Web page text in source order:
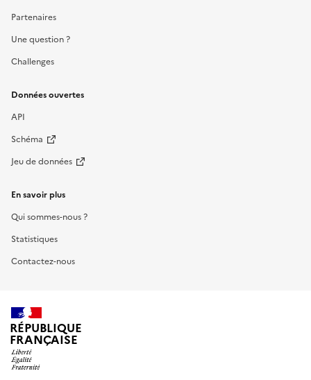
Partenaires
Une question ?
Challenges
Données ouvertes
API
Schéma
Jeu de données
En savoir plus
Qui sommes-nous ?
Statistiques
Contactez-nous
RÉPUBLIQUE
FRANÇAISE